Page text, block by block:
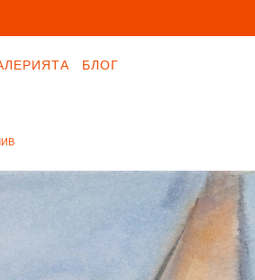
БЛОГ